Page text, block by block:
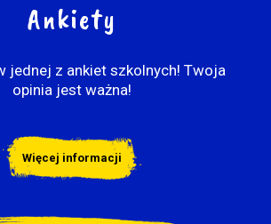
Ankiety
jednej z ankiet szkolnych! Twoja
opinia jest ważna!
Więcej informacji